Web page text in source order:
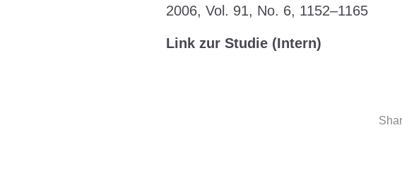
2006, Vol. 91, No. 6, 1152–1165
Link zur Studie (Intern)